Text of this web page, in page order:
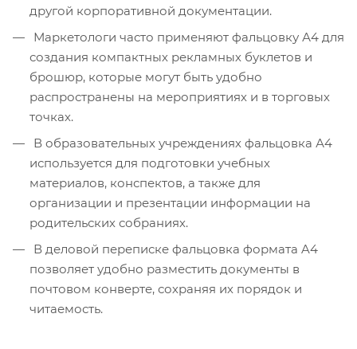
другой корпоративной документации.
Маркетологи часто применяют фальцовку А4 для
создания компактных рекламных буклетов и
брошюр, которые могут быть удобно
распространены на мероприятиях и в торговых
точках.
В образовательных учреждениях фальцовка А4
используется для подготовки учебных
материалов, конспектов, а также для
организации и презентации информации на
родительских собраниях.
В деловой переписке фальцовка формата A4
позволяет удобно разместить документы в
почтовом конверте, сохраняя их порядок и
читаемость.